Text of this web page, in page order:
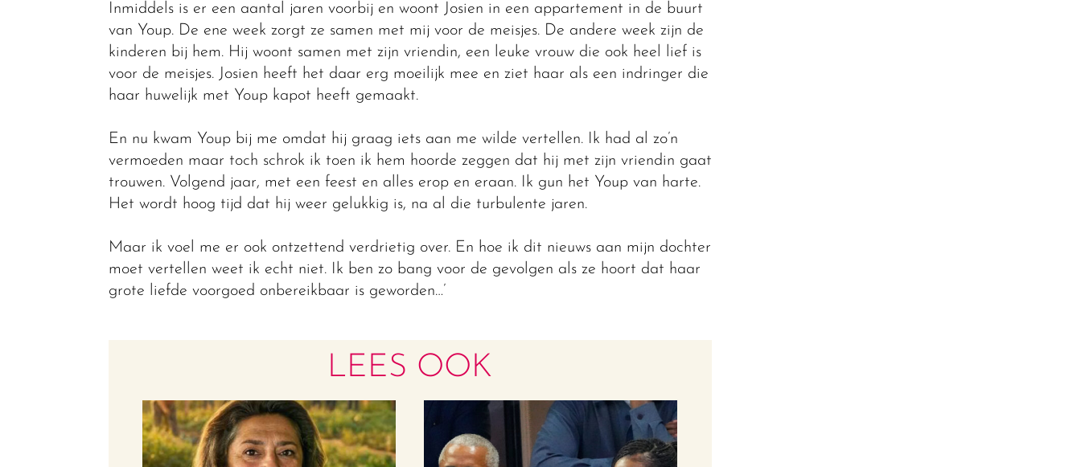
Inmiddels is er een aantal jaren voorbij en woont Josien in een appartement in de buurt
van Youp. De ene week zorgt ze samen met mij voor de meisjes. De andere week zijn de
kinderen bij hem. Hij woont samen met zijn vriendin, een leuke vrouw die ook heel lief is
voor de meisjes. Josien heeft het daar erg moeilijk mee en ziet haar als een indringer die
haar huwelijk met Youp kapot heeft gemaakt.
En nu kwam Youp bij me omdat hij graag iets aan me wilde vertellen. Ik had al zo’n
vermoeden maar toch schrok ik toen ik hem hoorde zeggen dat hij met zijn vriendin gaat
trouwen. Volgend jaar, met een feest en alles erop en eraan. Ik gun het Youp van harte.
Het wordt hoog tijd dat hij weer gelukkig is, na al die turbulente jaren.
Maar ik voel me er ook ontzettend verdrietig over. En hoe ik dit nieuws aan mijn dochter
moet vertellen weet ik echt niet. Ik ben zo bang voor de gevolgen als ze hoort dat haar
grote liefde voorgoed onbereikbaar is geworden…’
LEES OOK